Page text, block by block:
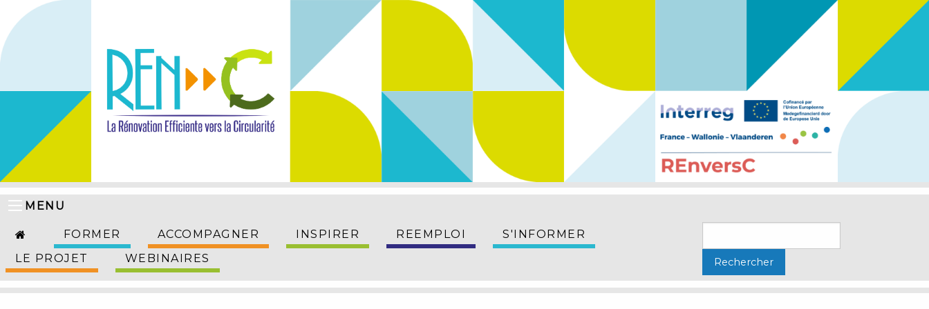
MENU
FORMER ACCOMPAGNER INSPIRER REEMPLOI
S'INFORMER
LE PROJET
WEBINAIRES